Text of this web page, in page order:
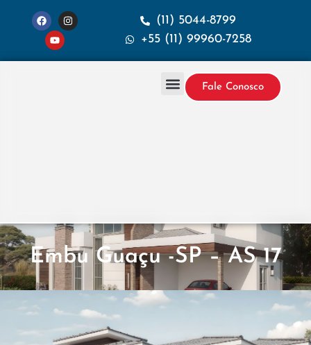
(11) 5044-8799
+55 (11) 99960-7258
Fale Conosco
Embu Guaçu -SP – AS 17